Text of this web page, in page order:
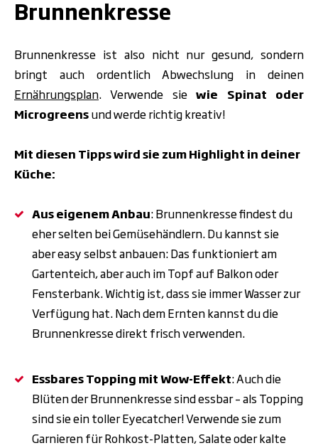
Brunnenkresse
Brunnenkresse ist also nicht nur gesund, sondern
bringt auch ordentlich Abwechslung in deinen
Ernährungsplan. Verwende siewie Spinat oder
Microgreensund werde richtig kreativ!
Mit diesen Tipps wird sie zum Highlight in deiner
Küche:
Aus eigenem Anbau: Brunnenkresse findest du
eher selten bei Gemüsehändlern. Du kannst sie
aber easy selbst anbauen: Das funktioniert am
Gartenteich, aber auch im Topf auf Balkon oder
Fensterbank. Wichtig ist, dass sie immer Wasser zur
Verfügung hat. Nach dem Ernten kannst du die
Brunnenkresse direkt frisch verwenden.
Essbares Topping mit Wow-Effekt: Auch die
Blüten der Brunnenkresse sind essbar – als Topping
sind sie ein toller Eyecatcher! Verwende sie zum
Garnieren für Rohkost-Platten, Salate oder kalte